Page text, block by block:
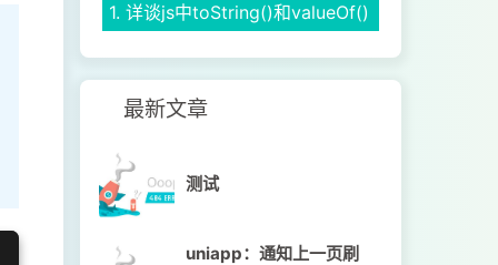
1. 详谈js中toString()和valueOf()
最新文章
测试
uniapp：通知上一页刷